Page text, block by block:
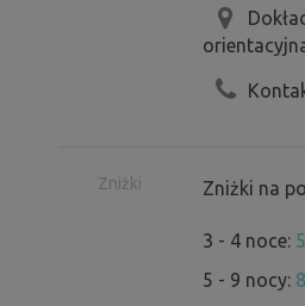
Zniżki Zniżki na
3 - 4 noce:
5 - 9 nocy: